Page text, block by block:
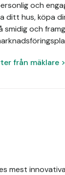
och
ditt hus, köpa
och
från mäklare
mest